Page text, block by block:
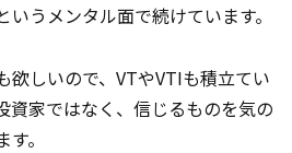
うメンタル面で続けています。
欲しいので、VTやVTIも積立てい
資家ではなく、信じるものを気の
。